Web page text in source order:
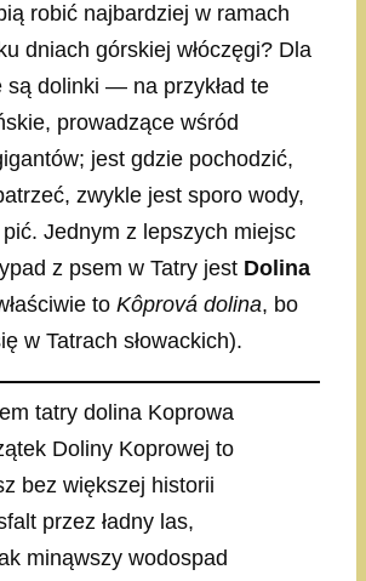
robić najbardziej w ramach
dniach górskiej włóczęgi? Dla
są dolinki — na przykład te
prowadzące wśród
jest gdzie pochodzić,
zwykle jest sporo wody,
Jednym z lepszych miejsc
z psem w Tatry jest Dolina
to Kôprová dolina, bo
w Tatrach słowackich).
Doliny Koprowej to
bez większej historii
przez ładny las,
minąwszy wodospad